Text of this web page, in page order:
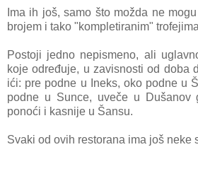
Ima ih još, samo što možda ne
brojem i tako "kompletiranim"
Postoji jedno nepismeno, ali
koje određuje, u zavisnosti od doba
ići: pre podne u Ineks, oko podne u
podne u Sunce, uveče u Dušanov
ponoći i kasnije u Šansu.
Svaki od ovih restorana ima još neke